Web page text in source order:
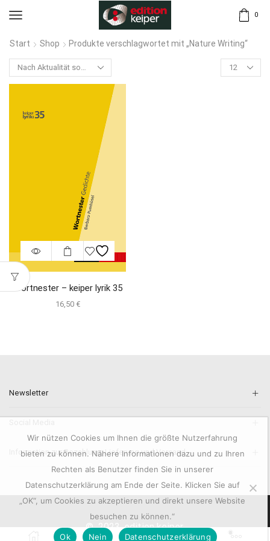
0
Start Shop Produkte verschlagwortet mit „Nature Writing“
Wortnester – keiper lyrik 35
16,50 €
Newsletter
Information zur Bezahlung, Lieferung und Versand.
© 2023. edition keiper.
Wir nützen Cookies um Ihnen die größte Nutzerfahrung
bieten zu können. Nähere Informationen dazu und zu Ihren
Rechten als Benutzer finden Sie in unserer
Datenschutzerklärung am Ende der Seite. Klicken Sie auf
„OK“, um Cookies zu akzeptieren und direkt unsere Website
besuchen zu können.“
Ok Nein Datenschutzerklärung